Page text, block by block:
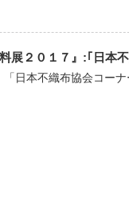
展２０１７』:｢日本
「日本不織布協会コー